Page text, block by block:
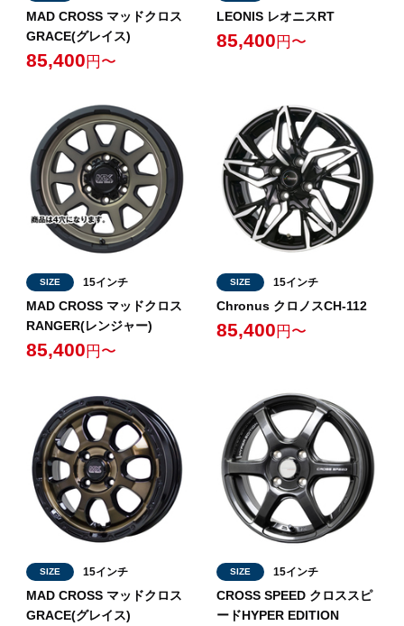
MAD CROSS マッドクロス
GRACE(グレイス)
85,400 円〜
LEONIS レオニスRT
85,400 円〜
SIZE 15インチ
MAD CROSS マッドクロス
RANGER(レンジャー)
85,400 円〜
SIZE 15インチ
Chronus クロノスCH-112
85,400 円〜
SIZE 15インチ
MAD CROSS マッドクロス
GRACE(グレイス)
SIZE 15インチ
CROSS SPEED クロススピ
ードHYPER EDITION